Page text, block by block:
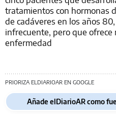
tratamientos con hormonas
de cadáveres en los años
infrecuente, pero que ofrece
enfermedad
PRIORIZA ELDIARIOAR EN GOOGLE
Añade elDiarioAR como